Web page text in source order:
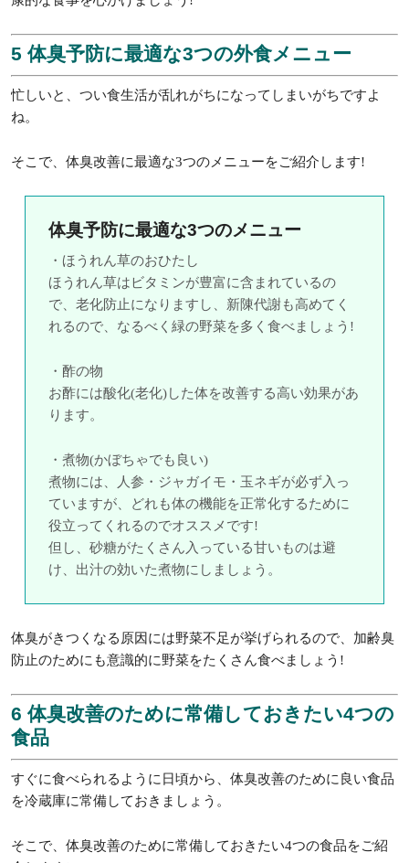
5 体臭予防に最適な3つの外食メニュー
忙しいと、つい食生活が乱れがちになってしまいがちですよ
ね。
そこで、体臭改善に最適な3つのメニューをご紹介します!
体臭予防に最適な3つのメニュー
・ほうれん草のおひたし
ほうれん草はビタミンが豊富に含まれているの
で、老化防止になりますし、新陳代謝も高めてく
れるので、なるべく緑の野菜を多く食べましょう!
・酢の物
お酢には酸化(老化)した体を改善する高い効果があ
ります。
・煮物(かぼちゃでも良い)
煮物には、人参・ジャガイモ・玉ネギが必ず入っ
ていますが、どれも体の機能を正常化するために
役立ってくれるのでオススメです!
但し、砂糖がたくさん入っている甘いものは避
け、出汁の効いた煮物にしましょう。
体臭がきつくなる原因には野菜不足が挙げられるので、加齢臭
防止のためにも意識的に野菜をたくさん食べましょう!
6 体臭改善のために常備しておきたい4つの
食品
すぐに食べられるように日頃から、体臭改善のために良い食品
を冷蔵庫に常備しておきましょう。
そこで、体臭改善のために常備しておきたい4つの食品をご紹